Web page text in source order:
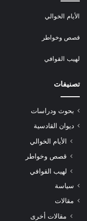
الأيام الخوالي
قصص وخواطر
لهيب القوافي
تصنيفات
بحوث ودراسات
ديوان القادسية
الأيام الخوالي
قصص وخواطر
لهيب القوافي
سياسة
مقالات
مقالات أخرى